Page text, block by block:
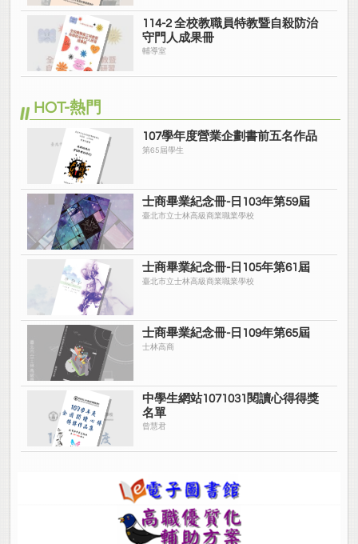
114-2 全校教職員特教暨自殺防治
守門人成果冊
輔導室
HOT-熱門
107學年度營業企劃書前五名作品
第65屆學生
士商畢業紀念冊-日103年第59屆
臺北市立士林高級商業職業學校
士商畢業紀念冊-日105年第61屆
臺北市立士林高級商業職業學校
士商畢業紀念冊-日109年第65屆
士林高商
中學生網站1071031閱讀心得得獎
名單
曾慧君